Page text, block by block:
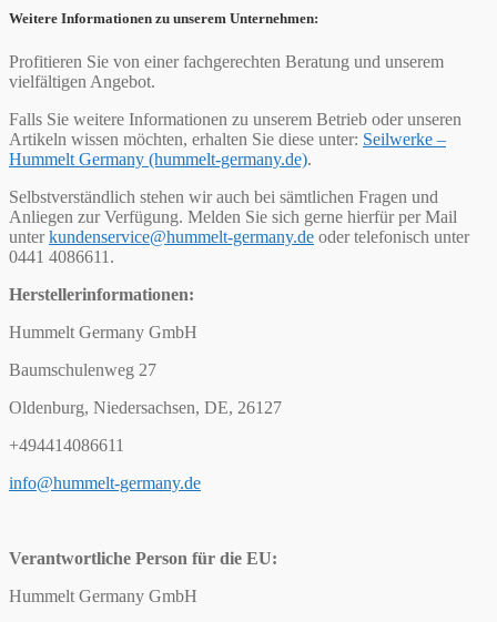
Weitere Informationen zu unserem Unternehmen:
Profitieren Sie von einer fachgerechten Beratung und unserem
vielfältigen Angebot.
Falls Sie weitere Informationen zu unserem Betrieb oder unseren
Artikeln wissen möchten, erhalten Sie diese unter: Seilwerke –
Hummelt Germany (hummelt-germany.de).
Selbstverständlich stehen wir auch bei sämtlichen Fragen und
Anliegen zur Verfügung. Melden Sie sich gerne hierfür per Mail
unterkundenservice@hummelt-germany.de oder telefonisch unter
0441 4086611.
Herstellerinformationen:
Hummelt Germany GmbH
Baumschulenweg 27
Oldenburg, Niedersachsen, DE, 26127
+494414086611
info@hummelt-germany.de
Verantwortliche Person für die EU:
Hummelt Germany GmbH